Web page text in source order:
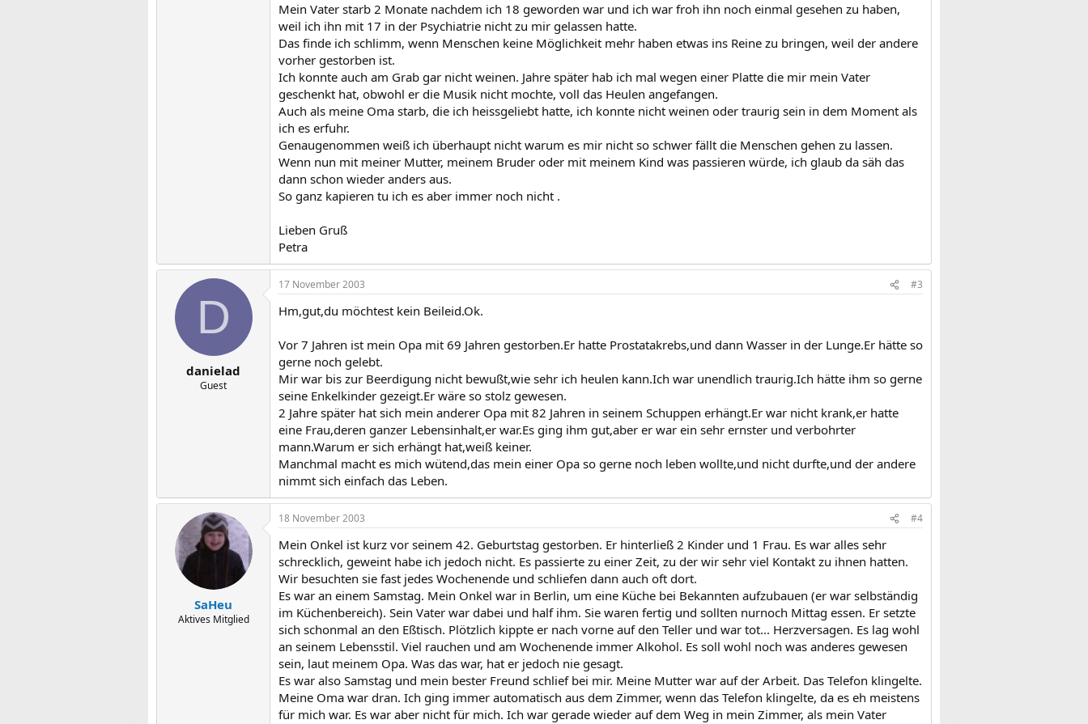
Mein Vater starb 2 Monate nachdem ich 18 geworden war und ich war froh ihn noch einmal gesehen zu haben,
weil ich ihn mit 17 in der Psychiatrie nicht zu mir gelassen hatte.
Das finde ich schlimm, wenn Menschen keine Möglichkeit mehr haben etwas ins Reine zu bringen, weil der andere
vorher gestorben ist.
Ich konnte auch am Grab gar nicht weinen. Jahre später hab ich mal wegen einer Platte die mir mein Vater
geschenkt hat, obwohl er die Musik nicht mochte, voll das Heulen angefangen.
Auch als meine Oma starb, die ich heissgeliebt hatte, ich konnte nicht weinen oder traurig sein in dem Moment als
ich es erfuhr.
Genaugenommen weiß ich überhaupt nicht warum es mir nicht so schwer fällt die Menschen gehen zu lassen.
Wenn nun mit meiner Mutter, meinem Bruder oder mit meinem Kind was passieren würde, ich glaub da säh das
dann schon wieder anders aus.
So ganz kapieren tu ich es aber immer noch nicht .
Lieben Gruß
Petra
D
danielad
Guest
17 November 2003 #3
Hm,gut,du möchtest kein Beileid.Ok.
Vor 7 Jahren ist mein Opa mit 69 Jahren gestorben.Er hatte Prostatakrebs,und dann Wasser in der Lunge.Er hätte so
gerne noch gelebt.
Mir war bis zur Beerdigung nicht bewußt,wie sehr ich heulen kann.Ich war unendlich traurig.Ich hätte ihm so gerne
seine Enkelkinder gezeigt.Er wäre so stolz gewesen.
2 Jahre später hat sich mein anderer Opa mit 82 Jahren in seinem Schuppen erhängt.Er war nicht krank,er hatte
eine Frau,deren ganzer Lebensinhalt,er war.Es ging ihm gut,aber er war ein sehr ernster und verbohrter
mann.Warum er sich erhängt hat,weiß keiner.
Manchmal macht es mich wütend,das mein einer Opa so gerne noch leben wollte,und nicht durfte,und der andere
nimmt sich einfach das Leben.
SaHeu
Aktives Mitglied
18 November 2003 #4
Mein Onkel ist kurz vor seinem 42. Geburtstag gestorben. Er hinterließ 2 Kinder und 1 Frau. Es war alles sehr
schrecklich, geweint habe ich jedoch nicht. Es passierte zu einer Zeit, zu der wir sehr viel Kontakt zu ihnen hatten.
Wir besuchten sie fast jedes Wochenende und schliefen dann auch oft dort.
Es war an einem Samstag. Mein Onkel war in Berlin, um eine Küche bei Bekannten aufzubauen (er war selbständig
im Küchenbereich). Sein Vater war dabei und half ihm. Sie waren fertig und sollten nurnoch Mittag essen. Er setzte
sich schonmal an den Eßtisch. Plötzlich kippte er nach vorne auf den Teller und war tot... Herzversagen. Es lag wohl
an seinem Lebensstil. Viel rauchen und am Wochenende immer Alkohol. Es soll wohl noch was anderes gewesen
sein, laut meinem Opa. Was das war, hat er jedoch nie gesagt.
Es war also Samstag und mein bester Freund schlief bei mir. Meine Mutter war auf der Arbeit. Das Telefon klingelte.
Meine Oma war dran. Ich ging immer automatisch aus dem Zimmer, wenn das Telefon klingelte, da es eh meistens
für mich war. Es war aber nicht für mich. Ich war gerade wieder auf dem Weg in mein Zimmer, als mein Vater